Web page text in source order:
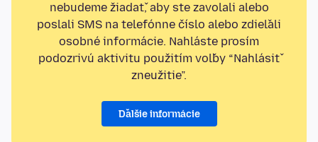
nebudeme žiadať, aby ste zavolali alebo
poslali SMS na telefónne číslo alebo zdieľali
osobné informácie. Nahláste prosím
podozrivú aktivitu použitím voľby “Nahlásiť
zneužitie”.
Ďalšie informácie